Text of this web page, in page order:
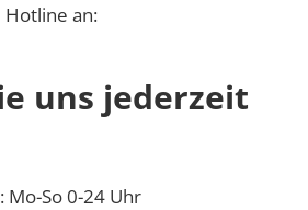
an:
uns jederzeit
Mo-So 0-24 Uhr